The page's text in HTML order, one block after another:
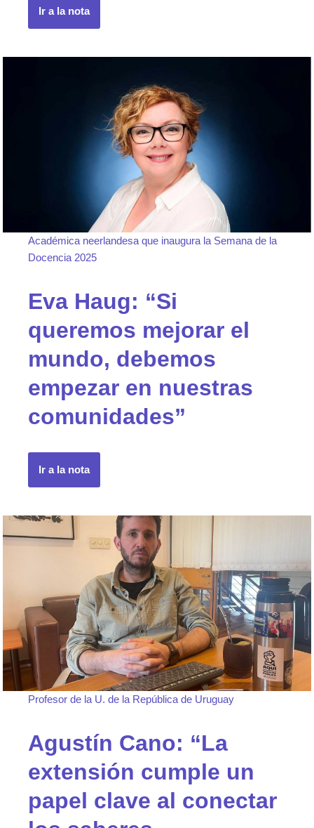
Ir a la nota
Académica neerlandesa que inaugura la Semana de la
Docencia 2025
Eva Haug: “Si
queremos mejorar el
mundo, debemos
empezar en nuestras
comunidades”
Ir a la nota
Profesor de la U. de la República de Uruguay
Agustín Cano: “La
extensión cumple un
papel clave al conectar